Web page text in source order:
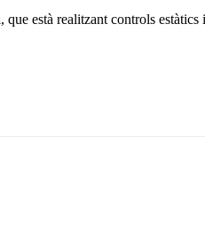
està realitzant controls